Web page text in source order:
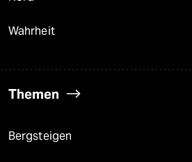
Wahrheit
Themen
Bergsteigen